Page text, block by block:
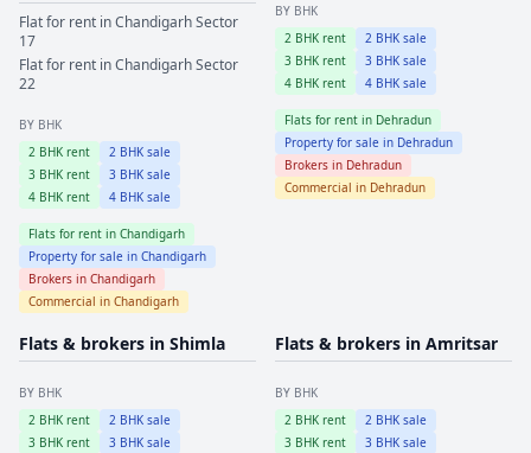
Flat for rent inChandigarhSector
17
Flat for rent inChandigarhSector
22
BY BHK
2 BHK rent 2 BHK sale
3 BHK rent 3 BHK sale
4 BHK rent 4 BHK sale
Flats for rent in Chandigarh
Property for sale in Chandigarh
Brokers in Chandigarh
Commercial in Chandigarh
BY BHK
2 BHK rent 2 BHK sale
3 BHK rent 3 BHK sale
4 BHK rent 4 BHK sale
Flats for rent in Dehradun
Property for sale in Dehradun
Brokers in Dehradun
Commercial in Dehradun
Flats & brokers in Shimla
BY BHK
2 BHK rent 2 BHK sale
3 BHK rent 3 BHK sale
Flats & brokers in Amritsar
BY BHK
2 BHK rent 2 BHK sale
3 BHK rent 3 BHK sale